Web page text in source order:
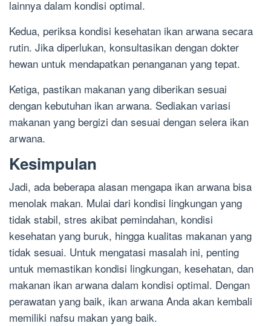
lainnya dalam kondisi optimal.
Kedua, periksa kondisi kesehatan ikan arwana secara
rutin. Jika diperlukan, konsultasikan dengan dokter
hewan untuk mendapatkan penanganan yang tepat.
Ketiga, pastikan makanan yang diberikan sesuai
dengan kebutuhan ikan arwana. Sediakan variasi
makanan yang bergizi dan sesuai dengan selera ikan
arwana.
Kesimpulan
Jadi, ada beberapa alasan mengapa ikan arwana bisa
menolak makan. Mulai dari kondisi lingkungan yang
tidak stabil, stres akibat pemindahan, kondisi
kesehatan yang buruk, hingga kualitas makanan yang
tidak sesuai. Untuk mengatasi masalah ini, penting
untuk memastikan kondisi lingkungan, kesehatan, dan
makanan ikan arwana dalam kondisi optimal. Dengan
perawatan yang baik, ikan arwana Anda akan kembali
memiliki nafsu makan yang baik.